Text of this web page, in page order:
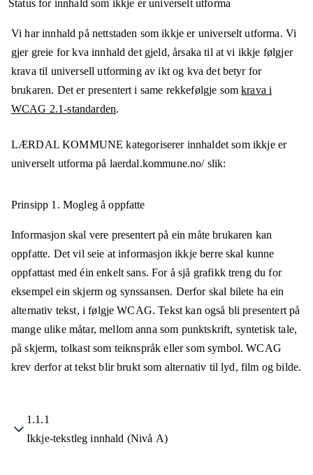
Status for innhald som ikkje er universelt utforma
Vi har innhald på nettstaden som ikkje er universelt utforma. Vi
gjer greie for kva innhald det gjeld, årsaka til at vi ikkje følgjer
krava til universell utforming av ikt og kva det betyr for
brukaren. Det er presentert i same rekkefølgje somkrava i
WCAG 2.1-standarden.
LÆRDAL KOMMUNE kategoriserer innhaldet som ikkje er
universelt utforma på laerdal.kommune.no/slik:
Prinsipp 1. Mogleg å oppfatte
Informasjon skal vere presentert på ein måte brukaren kan
oppfatte. Det vil seie at informasjon ikkje berre skal kunne
oppfattast med éin enkelt sans. For å sjå grafikk treng du for
eksempel ein skjerm og synssansen. Derfor skal bilete ha ein
alternativ tekst, i følgje WCAG. Tekst kan også bli presentert på
mange ulike måtar, mellom anna som punktskrift, syntetisk tale,
på skjerm, tolkast som teiknspråk eller som symbol. WCAG
krev derfor at tekst blir brukt som alternativ til lyd, film og bilde.
1.1.1
Ikkje-tekstleg innhald (Nivå A)